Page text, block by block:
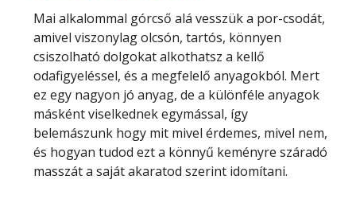
Mai alkalommal górcső alá vesszük a por-csodát,
amivel viszonylag olcsón, tartós, könnyen
csiszolható dolgokat alkothatsz a kellő
odafigyeléssel, és a megfelelő anyagokból. Mert
ez egy nagyon jó anyag, de a különféle anyagok
másként viselkednek egymással, így
belemászunk hogy mit mivel érdemes, mivel nem,
és hogyan tudod ezt a könnyű keményre száradó
masszát a saját akaratod szerint idomítani.